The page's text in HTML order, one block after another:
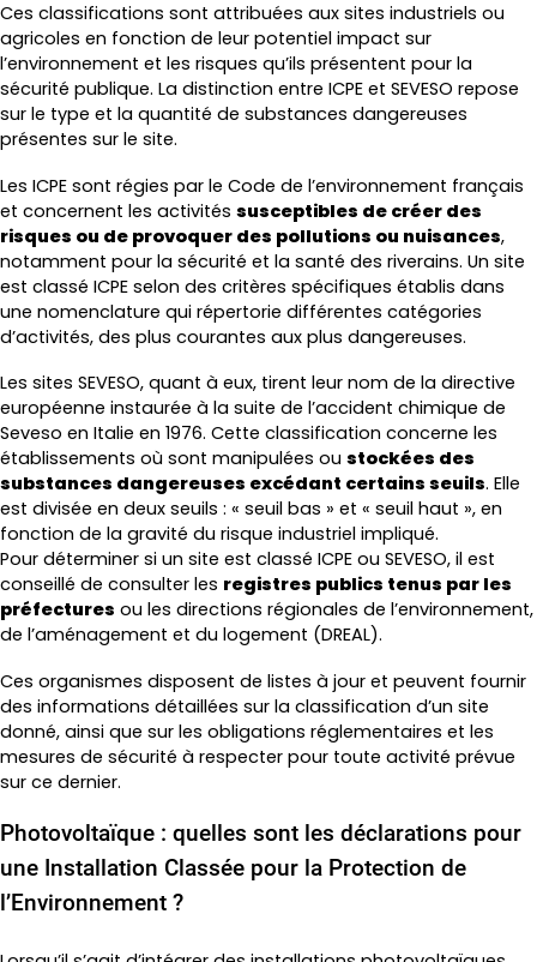
Ces classifications sont attribuées aux sites industriels ou
agricoles en fonction de leur potentiel impact sur
l’environnement et les risques qu’ils présentent pour la
sécurité publique. La distinction entre ICPE et SEVESO repose
sur le type et la quantité de substances dangereuses
présentes sur le site.
Les ICPE sont régies par le Code de l’environnement français
et concernent les activités susceptibles de créer des
risques ou de provoquer des pollutions ou nuisances,
notamment pour la sécurité et la santé des riverains. Un site
est classé ICPE selon des critères spécifiques établis dans
une nomenclature qui répertorie différentes catégories
d’activités, des plus courantes aux plus dangereuses.
Les sites SEVESO, quant à eux, tirent leur nom de la directive
européenne instaurée à la suite de l’accident chimique de
Seveso en Italie en 1976. Cette classification concerne les
établissements où sont manipulées ou stockées des
substances dangereuses excédant certains seuils. Elle
est divisée en deux seuils : « seuil bas » et « seuil haut », en
fonction de la gravité du risque industriel impliqué.
Pour déterminer si un site est classé ICPE ou SEVESO, il est
conseillé de consulter les registres publics tenus par les
préfectures ou les directions régionales de l’environnement,
de l’aménagement et du logement (DREAL).
Ces organismes disposent de listes à jour et peuvent fournir
des informations détaillées sur la classification d’un site
donné, ainsi que sur les obligations réglementaires et les
mesures de sécurité à respecter pour toute activité prévue
sur ce dernier.
Photovoltaïque : quelles sont les déclarations pour
une Installation Classée pour la Protection de
l’Environnement ?